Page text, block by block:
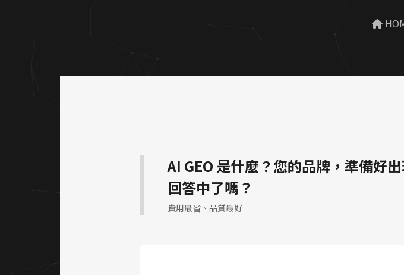
AI GEO 是什麼？您的品牌，準備好出現在
頁設計專業網站架設與網頁設計｜提升品牌形象
AI GEO 是什麼？您的品牌，準備好
回答中了嗎？
費用最省、品質最好